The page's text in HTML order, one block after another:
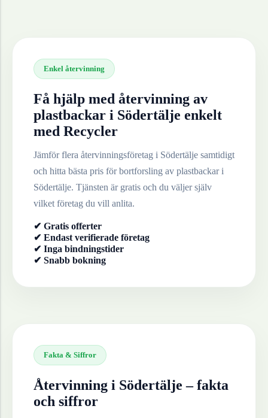
Enkel återvinning
Få hjälp med återvinning av
plastbackar i Södertälje enkelt
med Recycler
Jämför flera återvinningsföretag i Södertälje samtidigt
och hitta bästa pris för bortforsling av plastbackari
Södertälje. Tjänsten är gratis och du väljer själv
vilket företag du vill anlita.
✔ Gratis offerter
✔ Endast verifierade företag
✔ Inga bindningstider
✔ Snabb bokning
Fakta & Siffror
Återvinning i Södertälje – fakta
och siffror